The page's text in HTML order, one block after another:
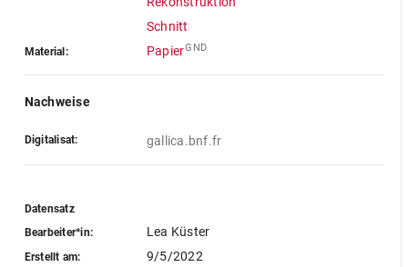
Schnitt
Material: PapierGND
Nachweise
Digitalisat: gallica.bnf.fr
Datensatz
Bearbeiter*in:
Lea Küster
Erstellt am: 9/5/2022